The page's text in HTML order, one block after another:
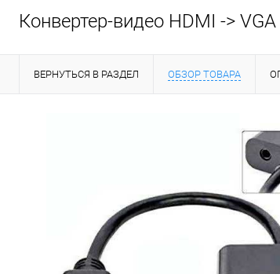
Конвертер-видео HDMI ->
ВЕРНУТЬСЯ В РАЗДЕЛ ОБЗОР ТОВАРА